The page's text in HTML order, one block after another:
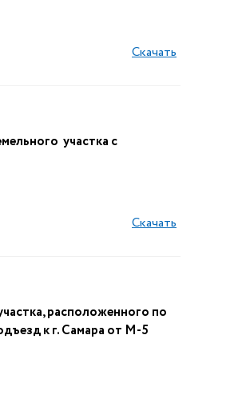
Скачать
участка с
Скачать
расположенного по
к г. Самара от М-5